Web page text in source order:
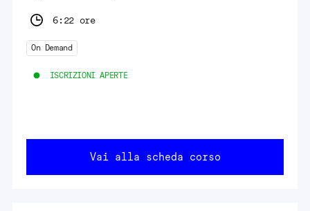
6:22 ore
On Demand
ISCRIZIONI APERTE
Vai alla scheda corso